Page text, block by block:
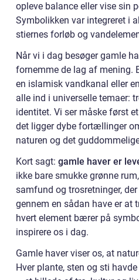
opleve balance eller vise sin
Symbolikken var integreret i
stiernes forløb og
Når vi i dag besøger gamle
fornemme de lag af mening.
en islamisk vandkanal eller
alle ind i universelle temaer:
identitet. Vi ser måske først
det ligger dybe fortællinger
naturen og det
Kort sagt: gamle haver er
ikke bare smukke grønne
samfund og trosretninger,
gennem en sådan have er at
hvert element bærer på
inspirere os i dag.
Gamle haver viser os, at
Hver plante, sten og sti